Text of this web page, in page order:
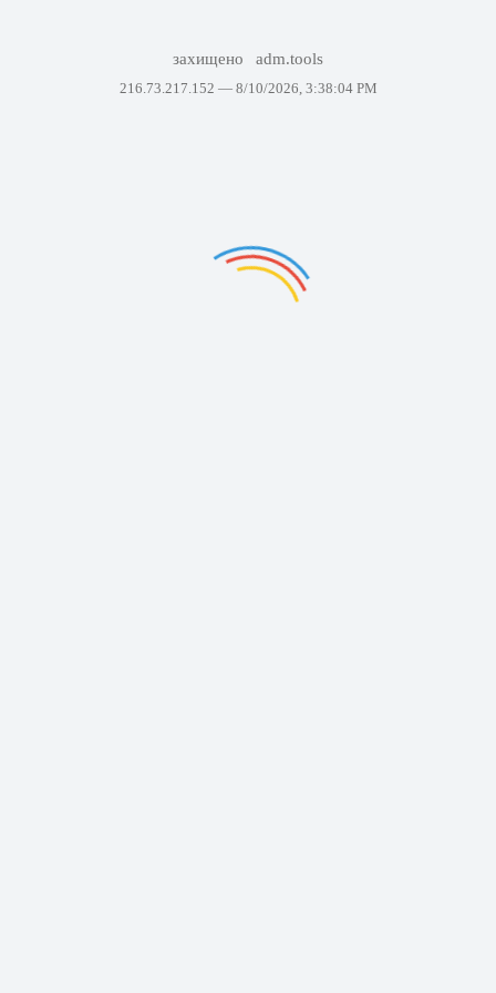
захищено adm.tools
216.73.217.152 — 8/10/2026, 3:38:04 PM